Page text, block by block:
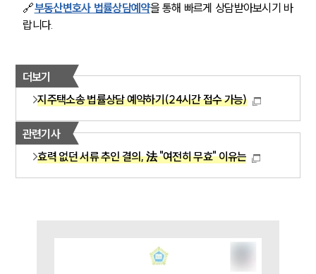
🔗부동산변호사 법률상담예약을 통해 빠르게 상담받아보시기 바
랍니다.
더보기
지주택소송 법률상담 예약하기(24시간 접수 가능)
관련기사
효력 없던 서류 추인 결의, 法 "여전히 무효" 이유는